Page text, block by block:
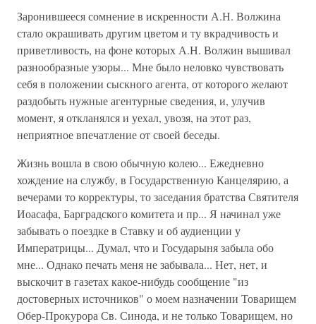
Заронившееся сомнение в искренности А.Н. Волжина
стало окрашивать другим цветом и ту вкрадчивость и
приветливость, на фоне которых А.Н. Волжин вышивал
разнообразные узоры... Мне было неловко чувствовать
себя в положении сыскного агента, от которого желают
раздобыть нужные агентурные сведения, и, улучив
момент, я откланялся и уехал, увозя, на этот раз,
неприятное впечатление от своей беседы.
Жизнь вошла в свою обычную колею... Ежедневно
хождение на службу, в Государственную Канцелярию, а
вечерами то корректуры, то заседания братства Святителя
Иоасафа, Барградского комитета и пр... Я начинал уже
забывать о поездке в Ставку и об аудиенции у
Императрицы... Думал, что и Государыня забыла обо
мне... Однако печать меня не забывала... Нет, нет, и
выскочит в газетах какое-нибудь сообщение "из
достоверных источников" о моем назначении Товарищем
Обер-Прокурора Св. Синода, и не только Товарищем, но